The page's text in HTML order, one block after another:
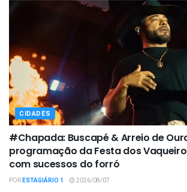
CIDADES
#Chapada: Buscapé & Arreio de
programação da Festa dos
com sucessos do forró
PORESTAGIÁRIO 1 2026/08/07